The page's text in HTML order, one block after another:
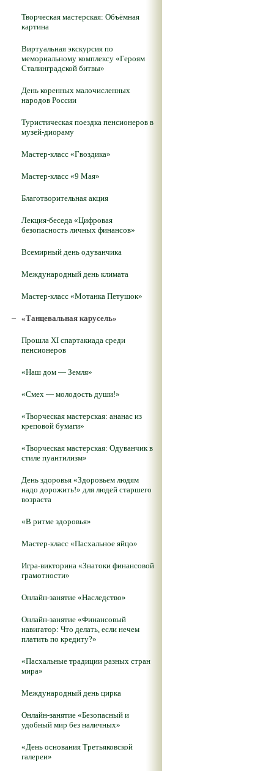
Творческая мастерская: Объёмная
картина
Виртуальная экскурсия по
мемориальному комплексу «Героям
Сталинградской битвы»
День коренных малочисленных
народов России
Туристическая поездка пенсионеров в
музей-диораму
Мастер-класс «Гвоздика»
Мастер-класс «9 Мая»
Благотворительная акция
Лекция-беседа «Цифровая
безопасность личных финансов»
Всемирный день одуванчика
Международный день климата
Мастер-класс «Мотанка Петушок»
«Танцевальная карусель»
Прошла XI спартакиада среди
пенсионеров
«Наш дом — Земля»
«Смех — молодость души!»
«Творческая мастерская: ананас из
креповой бумаги»
«Творческая мастерская: Одуванчик в
стиле пуантилизм»
День здоровья «Здоровьем людям
надо дорожить!» для людей старшего
возраста
«В ритме здоровья»
Мастер-класс «Пасхальное яйцо»
Игра-викторина «Знатоки финансовой
грамотности»
Онлайн-занятие «Наследство»
Онлайн-занятие «Финансовый
навигатор: Что делать, если нечем
платить по кредиту?»
«Пасхальные традиции разных стран
мира»
Международный день цирка
Онлайн-занятие «Безопасный и
удобный мир без наличных»
«День основания Третьяковской
галереи»